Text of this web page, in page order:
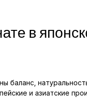
в
баланс,
и азиатские